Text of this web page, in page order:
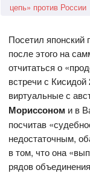
цепь» против России
Посетил
после этого на
отчитаться о
встречи с
виртуальные с
Мориссоном и в
посчитав
недостаточным,
в том, что она
рядов